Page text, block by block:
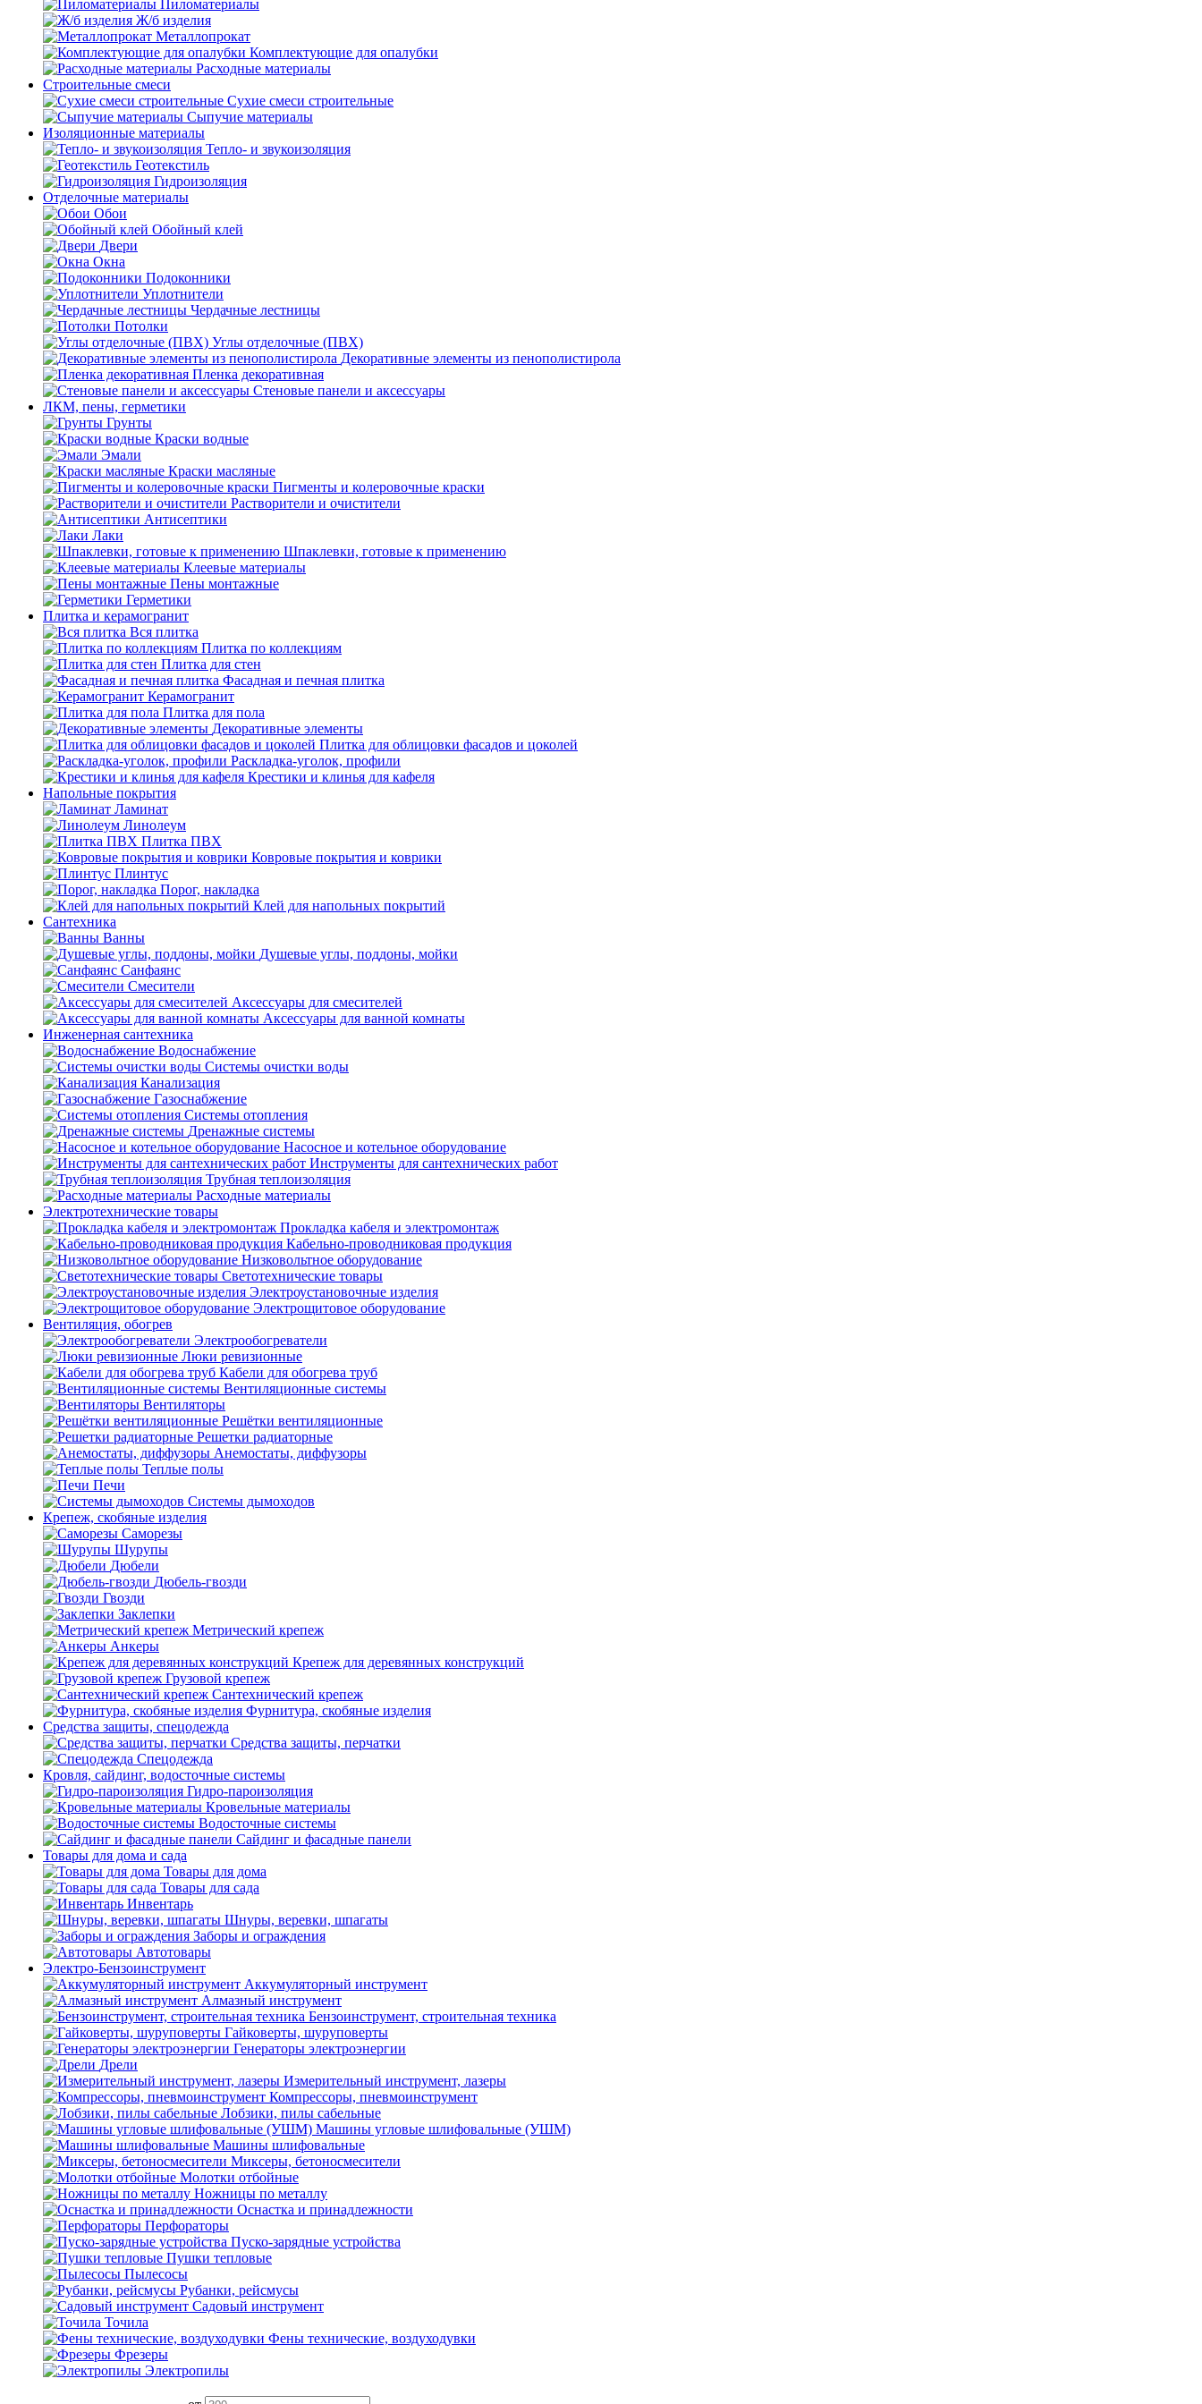
Пиломатериалы
Ж/б изделия
Металлопрокат
Комплектующие для опалубки
Расходные материалы
Строительные смеси
Сухие смеси строительные
Сыпучие материалы
Изоляционные материалы
Тепло- и звукоизоляция
Геотекстиль
Гидроизоляция
Отделочные материалы
Обои
Обойный клей
Двери
Окна
Подоконники
Уплотнители
Чердачные лестницы
Потолки
Углы отделочные (ПВХ)
Декоративные элементы из пенополистирола
Пленка декоративная
Стеновые панели и аксессуары
ЛКМ, пены, герметики
Грунты
Краски водные
Эмали
Краски масляные
Пигменты и колеровочные краски
Растворители и очистители
Антисептики
Лаки
Шпаклевки, готовые к применению
Клеевые материалы
Пены монтажные
Герметики
Плитка и керамогранит
Вся плитка
Плитка по коллекциям
Плитка для стен
Фасадная и печная плитка
Керамогранит
Плитка для пола
Декоративные элементы
Плитка для облицовки фасадов и цоколей
Раскладка-уголок, профили
Крестики и клинья для кафеля
Напольные покрытия
Ламинат
Линолеум
Плитка ПВХ
Ковровые покрытия и коврики
Плинтус
Порог, накладка
Клей для напольных покрытий
Сантехника
Ванны
Душевые углы, поддоны, мойки
Санфаянс
Смесители
Аксессуары для смесителей
Аксессуары для ванной комнаты
Инженерная сантехника
Водоснабжение
Системы очистки воды
Канализация
Газоснабжение
Системы отопления
Дренажные системы
Насосное и котельное оборудование
Инструменты для сантехнических работ
Трубная теплоизоляция
Расходные материалы
Электротехнические товары
Прокладка кабеля и электромонтаж
Кабельно-проводниковая продукция
Низковольтное оборудование
Светотехнические товары
Электроустановочные изделия
Электрощитовое оборудование
Вентиляция, обогрев
Электрообогреватели
Люки ревизионные
Кабели для обогрева труб
Вентиляционные системы
Вентиляторы
Решётки вентиляционные
Решетки радиаторные
Анемостаты, диффузоры
Теплые полы
Печи
Системы дымоходов
Крепеж, скобяные изделия
Саморезы
Шурупы
Дюбели
Дюбель-гвозди
Гвозди
Заклепки
Метрический крепеж
Анкеры
Крепеж для деревянных конструкций
Грузовой крепеж
Сантехнический крепеж
Фурнитура, скобяные изделия
Средства защиты, спецодежда
Средства защиты, перчатки
Спецодежда
Кровля, сайдинг, водосточные системы
Гидро-пароизоляция
Кровельные материалы
Водосточные системы
Сайдинг и фасадные панели
Товары для дома и сада
Товары для дома
Товары для сада
Инвентарь
Шнуры, веревки, шпагаты
Заборы и ограждения
Автотовары
Электро-Бензоинструмент
Аккумуляторный инструмент
Алмазный инструмент
Бензоинструмент, строительная техника
Гайковерты, шуруповерты
Генераторы электроэнергии
Дрели
Измерительный инструмент, лазеры
Компрессоры, пневмоинструмент
Лобзики, пилы сабельные
Машины угловые шлифовальные (УШМ)
Машины шлифовальные
Миксеры, бетоносмесители
Молотки отбойные
Ножницы по металлу
Оснастка и принадлежности
Перфораторы
Пуско-зарядные устройства
Пушки тепловые
Пылесосы
Рубанки, рейсмусы
Садовый инструмент
Точила
Фены технические, воздуходувки
Фрезеры
Электропилы